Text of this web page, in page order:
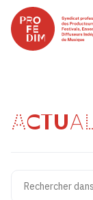
Recherche